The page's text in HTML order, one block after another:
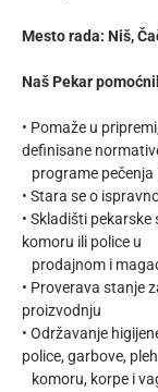
Mesto rada: Niš,
Naš Pekar
• Pomaže u
definisane
programe pečenja
• Stara se o
• Skladišti
komoru ili police u
prodajnom i
• Proverava stanje
proizvodnju
• Održavanje
police, garbove,
komoru, korpe i